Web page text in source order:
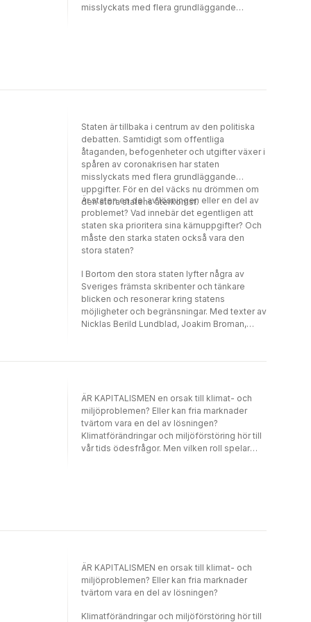
misslyckats med flera grundläggande
möjligheter och begränsningar. Med texter av
Nicklas Berild Lundblad, Joakim Broman,
Fredrik Erixon, Stefan Fölster, Alexandra
Ivanov, Joakim Nergelius, Karin Pihl, Nima
Sanandaji, Karin Svanborg-Sjövall och
Mattias Svensson.
Staten är tillbaka i centrum av den politiska
debatten. Samtidigt som offentliga
åtaganden, befogenheter och utgifter växer i
spåren av coronakrisen har staten
misslyckats med flera grundläggande
uppgifter. För en del väcks nu drömmen om
den stora statens återkomst.
Är staten en del av lösningen eller en del av
problemet? Vad innebär det egentligen att
staten ska prioritera sina kärnuppgifter? Och
måste den starka staten också vara den
stora staten?
I Bortom den stora staten lyfter några av
Sveriges främsta skribenter och tänkare
blicken och resonerar kring statens
möjligheter och begränsningar. Med texter av
Nicklas Berild Lundblad, Joakim Broman,
Sanandaji, Karin Svanborg-Sjövall och
ÄR KAPITALISMEN en orsak till klimat- och
miljöproblemen? Eller kan fria marknader
tvärtom vara en del av lösningen?
Klimatförändringar och miljöförstöring hör till
vår tids ödesfrågor. Men vilken roll spelar
Sveriges främsta opinionsbildare,
näringslivsföreträdare och forskare.
Tillsammans visar de hur innovation, teknik,
fria marknader och träff säker politik kan
minska såväl klimatutsläpp som annan
ÄR KAPITALISMEN en orsak till klimat- och
miljöproblemen? Eller kan fria marknader
tvärtom vara en del av lösningen?
Klimatförändringar och miljöförstöring hör till